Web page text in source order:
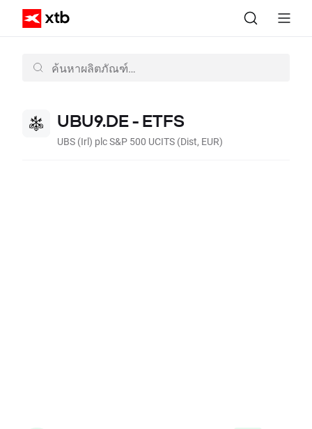
UBU9.DE - ETFS
UBS (Irl) plc S&P 500 UCITS (Dist, EUR)